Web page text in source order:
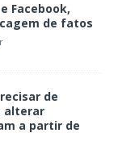
Facebook,
de fatos
de
alterar
a partir de